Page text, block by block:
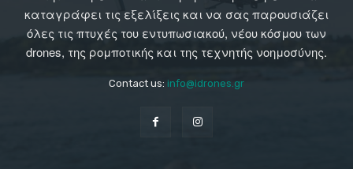
καταγράφει τις εξελίξεις και να σας παρουσιάζει
όλες τις πτυχές του εντυπωσιακού, νέου κόσμου των
drones, της ρομποτικής και της τεχνητής νοημοσύνης.
Contact us: info@idrones.gr